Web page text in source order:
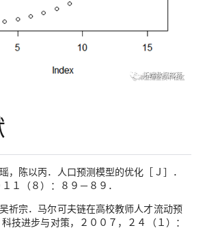
，陈以丙．人口预测模型的优化［Ｊ］．
１（８）：８９－８９．
祈宗．马尔可夫链在高校教师人才流动预
技进步与对策，２００７，２４（１）：